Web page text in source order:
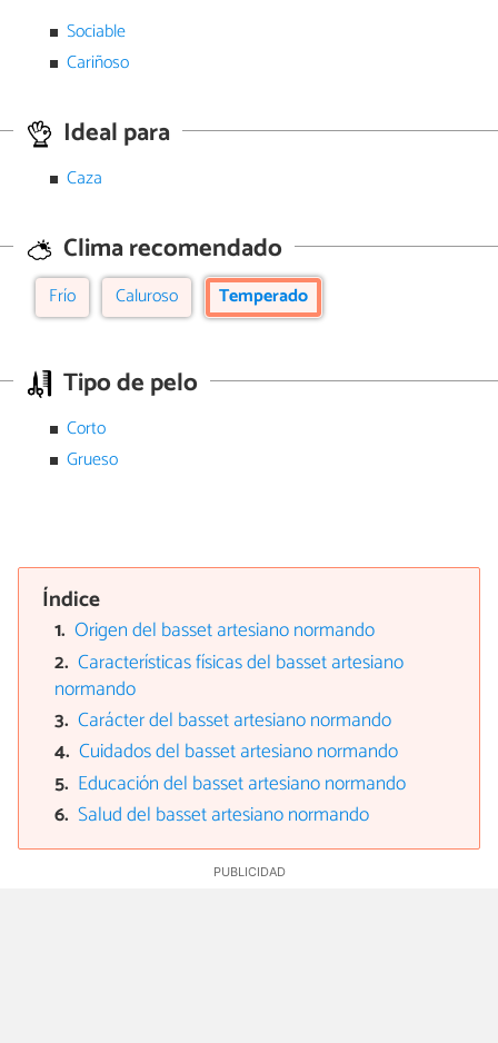
Sociable
Cariñoso
Ideal para
Caza
Clima recomendado
Frío Caluroso Temperado
Tipo de pelo
Corto
Grueso
Índice
Origen del basset artesiano normando
Características físicas del basset artesiano
normando
Carácter del basset artesiano normando
Cuidados del basset artesiano normando
Educación del basset artesiano normando
Salud del basset artesiano normando